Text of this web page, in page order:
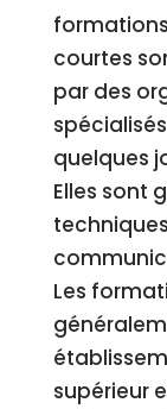
courtes
par des
quelques
Elles sont
Les
supérieur